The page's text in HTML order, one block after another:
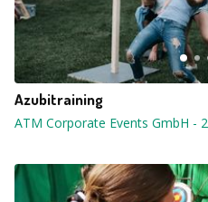
Azubitraining
ATM Corporate Events GmbH -